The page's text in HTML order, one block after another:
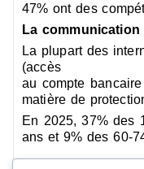
47% ont des
La
La plupart des
(accès
au compte
matière de
En 2025, 37% des
ans et 9% des 60-